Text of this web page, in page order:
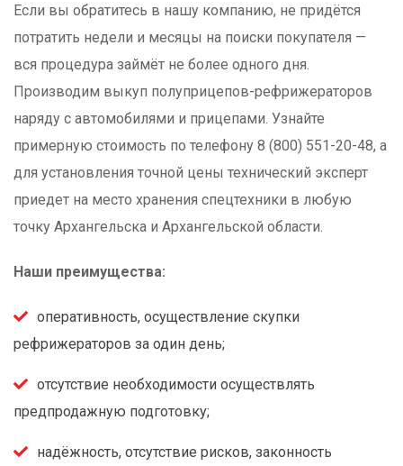
Если вы обратитесь в нашу компанию, не придётся
потратить недели и месяцы на поиски покупателя —
вся процедура займёт не более одного дня.
Производим выкуп полуприцепов-рефрижераторов
наряду с автомобилями и прицепами. Узнайте
примерную стоимость по телефону 8 (800) 551-20-48, а
для установления точной цены технический эксперт
приедет на место хранения спецтехники в любую
точку Архангельска и Архангельской области.
Наши преимущества:
оперативность, осуществление скупки
рефрижераторов за один день;
отсутствие необходимости осуществлять
предпродажную подготовку;
надёжность, отсутствие рисков, законность